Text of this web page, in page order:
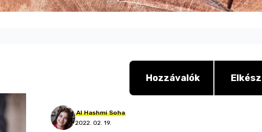
Hozzávalók
Al Hashmi Soha
2022. 02. 19.